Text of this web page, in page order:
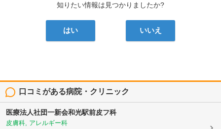
知りたい情報は見つかりましたか?
はい いいえ
口コミがある病院・クリニック
医療法人社団一新会和光駅前皮フ科
皮膚科, アレルギー科